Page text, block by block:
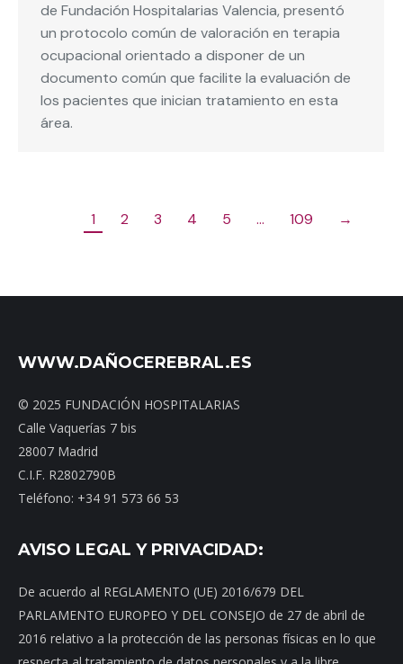
de Fundación Hospitalarias Valencia, presentó
un protocolo común de valoración en terapia
ocupacional orientado a disponer de un
documento común que facilite la evaluación de
los pacientes que inician tratamiento en esta
área.
1 2 3 4 5 … 109 →
WWW.DAÑOCEREBRAL.ES
© 2025 FUNDACIÓN HOSPITALARIAS
Calle Vaquerías 7 bis
28007 Madrid
C.I.F. R2802790B
Teléfono: +34 91 573 66 53
AVISO LEGAL Y PRIVACIDAD:
De acuerdo al REGLAMENTO (UE) 2016/679 DEL
PARLAMENTO EUROPEO Y DEL CONSEJO de 27 de abril de
2016 relativo a la protección de las personas físicas en lo que